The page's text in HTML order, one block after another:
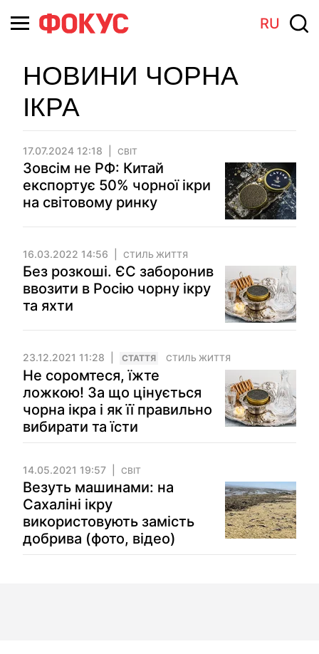
RU
НОВИНИ ЧОРНА
ІКРА
17.07.2024 12:18 СВІТ
Зовсім не РФ: Китай
експортує 50% чорної ікри
на світовому ринку
16.03.2022 14:56 СТИЛЬ ЖИТТЯ
Без розкоші. ЄС заборонив
ввозити в Росію чорну ікру
та яхти
23.12.2021 11:28 СТАТТЯ СТИЛЬ ЖИТТЯ
Не соромтеся, їжте
ложкою! За що цінується
чорна ікра і як її правильно
вибирати та їсти
14.05.2021 19:57 СВІТ
Везуть машинами: на
Сахаліні ікру
використовують замість
добрива (фото, відео)